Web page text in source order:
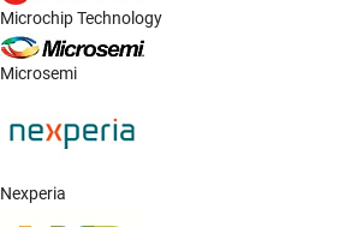
Microchip Technology
Microsemi
Nexperia